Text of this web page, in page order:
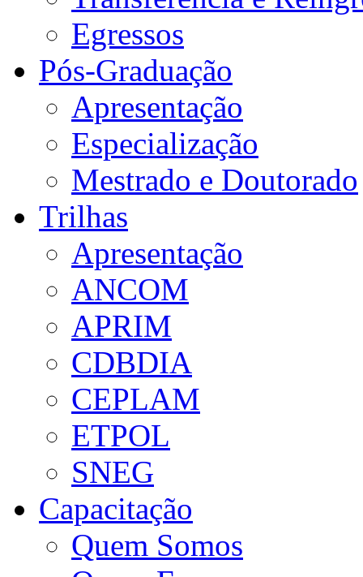
Egressos
Pós-Graduação
Apresentação
Especialização
Mestrado e Doutorado
Trilhas
Apresentação
ANCOM
APRIM
CDBDIA
CEPLAM
ETPOL
SNEG
Capacitação
Quem Somos